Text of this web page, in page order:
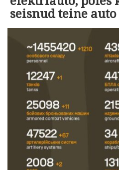
seisnud teine auto